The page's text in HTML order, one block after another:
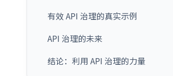
有效 API 治理的真实示例
API 治理的未来
结论：利用 API 治理的力量